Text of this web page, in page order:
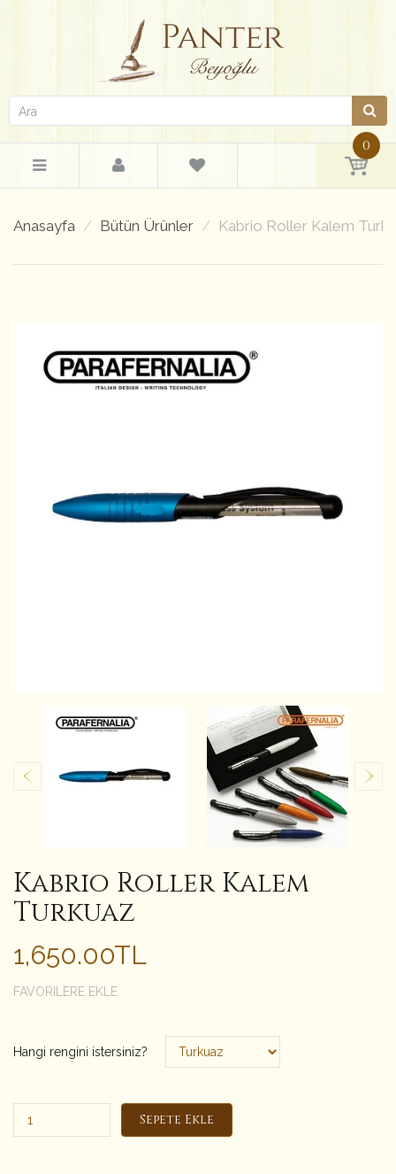
0
Anasayfa Bütün Ürünler Kabrio Roller Kalem
Kabrio Roller Kalem
Turkuaz
1,650.00TL
FAVORILERE EKLE
Hangi rengini istersiniz?
Sepete Ekle